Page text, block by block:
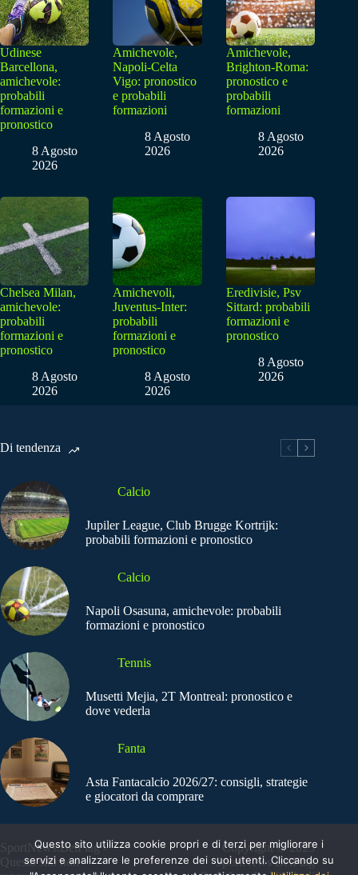
Udinese
Barcellona,
amichevole:
probabili
formazioni e
pronostico
8 Agosto
2026
Amichevole,
Napoli-Celta
Vigo: pronostico
e probabili
formazioni
8 Agosto
2026
Amichevole,
Brighton-Roma:
pronostico e
probabili
formazioni
8 Agosto
2026
Chelsea Milan,
amichevole:
probabili
formazioni e
pronostico
8 Agosto
2026
Amichevoli,
Juventus-Inter:
probabili
formazioni e
pronostico
8 Agosto
2026
Eredivisie, Psv
Sittard: probabili
formazioni e
pronostico
8 Agosto
2026
Di tendenza
Calcio
Jupiler League, Club Brugge Kortrijk:
probabili formazioni e pronostico
Calcio
Napoli Osasuna, amichevole: probabili
formazioni e pronostico
Tennis
Musetti Mejia, 2T Montreal: pronostico e
dove vederla
Fanta
Asta Fantacalcio 2026/27: consigli, strategie
e giocatori da comprare
SportNews.BetFlag -
Questo sito non
Copyright © 2025
SportNews BetFlag
Questo sito utilizza cookie propri e di terzi per migliorare i
servizi e analizzare le preferenze dei suoi utenti. Cliccando su